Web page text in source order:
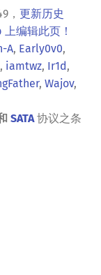
， 更新历史
编辑此页！
A, Early0v0,
, iamtwz, Ir1d,
, Wajov,
SATA协议之条